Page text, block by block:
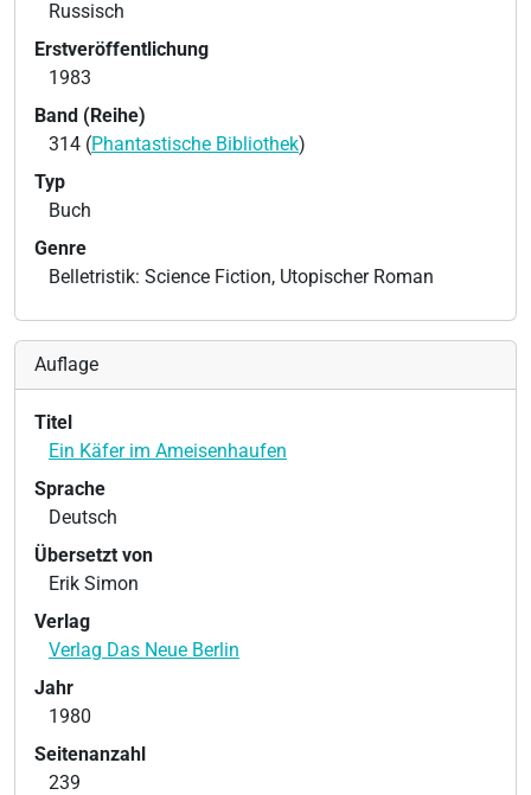
Russisch
Erstveröffentlichung
1983
Band (Reihe)
314 (Phantastische Bibliothek)
Typ
Buch
Genre
Belletristik: Science Fiction, Utopischer Roman
Auflage
Titel
Ein Käfer im Ameisenhaufen
Sprache
Deutsch
Übersetzt von
Erik Simon
Verlag
Verlag Das Neue Berlin
Jahr
1980
Seitenanzahl
239